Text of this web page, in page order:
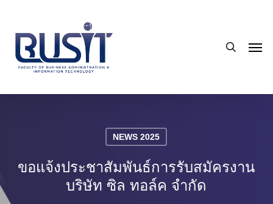
main
content
NEWS 2025
ขอแจ้งประชาสัมพันธ์การรับสมัครงาน
บริษัท ซิล ทอล์ค จำกัด